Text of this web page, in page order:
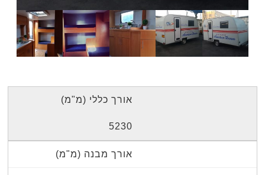
אורך כללי (מ"מ)
5230
אורך מבנה (מ"מ)